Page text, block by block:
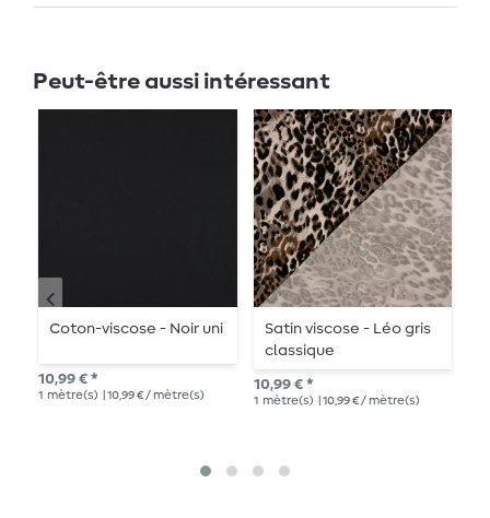
Peut-être aussi intéressant
Coton-viscose - Noir uni
10,99 € *
1 mètre(s) | 10,99 € / mètre(s)
Satin viscose - Léo gris
classique
10,99 € *
1 mètre(s) | 10,99 € / mètre(s)